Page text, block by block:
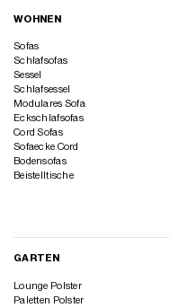
WOHNEN
Sofas
Schlafsofas
Sessel
Schlafsessel
Modulares Sofa
Eckschlafsofas
Cord Sofas
Sofaecke Cord
Bodensofas
Beistelltische
GARTEN
Lounge Polster
Paletten Polster